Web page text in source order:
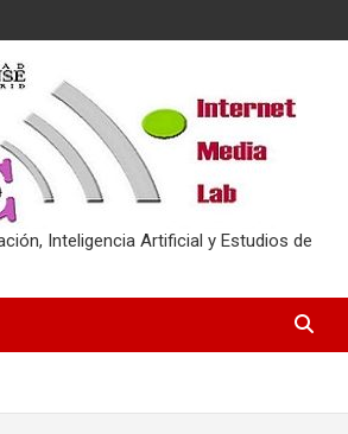
Inteligencia Artificial y Estudios de